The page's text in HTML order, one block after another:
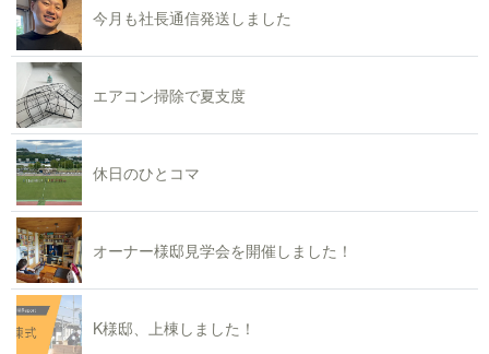
今月も社長通信発送しました
エアコン掃除で夏支度
休日のひとコマ
オーナー様邸見学会を開催しました！
K様邸、上棟しました！